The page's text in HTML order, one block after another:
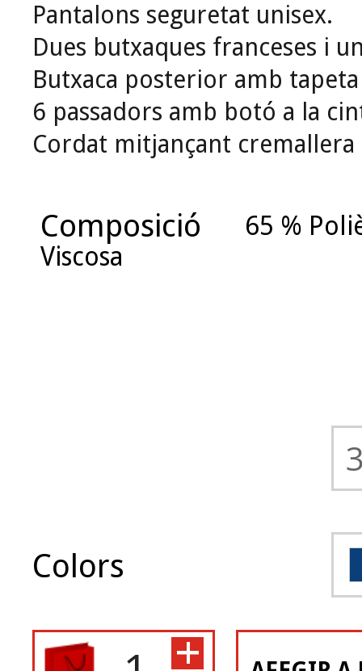
Pantalons seguretat unisex.
Dues butxaques franceses i
Butxaca posterior amb
6 passadors amb botó a la
Cordat mitjançant
Composició
65 %
Viscosa
Colors
+